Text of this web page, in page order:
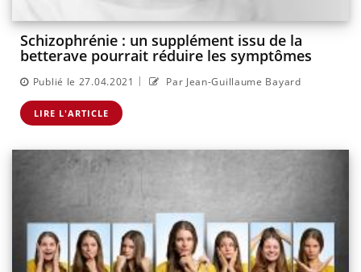
Schizophrénie : un supplément issu de la
betterave pourrait réduire les symptômes
Publié le 27.04.2021 | Par Jean-Guillaume Bayard
LIRE L'ARTICLE